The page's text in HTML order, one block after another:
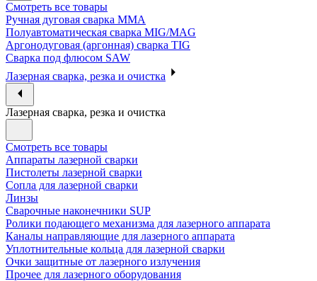
Смотреть все товары
Ручная дуговая сварка MMA
Полуавтоматическая сварка MIG/MAG
Аргонодуговая (аргонная) сварка TIG
Сварка под флюсом SAW
Лазерная сварка, резка и очистка
Лазерная сварка, резка и очистка
Смотреть все товары
Аппараты лазерной сварки
Пистолеты лазерной сварки
Сопла для лазерной сварки
Линзы
Сварочные наконечники SUP
Ролики подающего механизма для лазерного аппарата
Каналы направляющие для лазерного аппарата
Уплотнительные кольца для лазерной сварки
Очки защитные от лазерного излучения
Прочее для лазерного оборудования